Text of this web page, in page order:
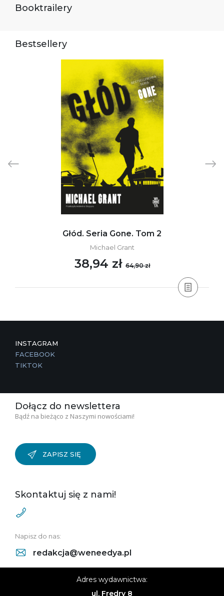
Booktrailery
Bestsellery
Głód. Seria Gone. Tom 2
Michael Grant
38,94 zł64,90 zł
INSTAGRAM
FACEBOOK
TIKTOK
Dołącz do newslettera
Bądź na bieżąco z Naszymi nowościami!
ZAPISZ SIĘ
Skontaktuj się z nami!
Napisz do nas:
redakcja@weneedya.pl
Adres wydawnictwa:
ul. Fredry 8